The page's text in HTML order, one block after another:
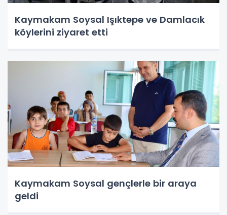
Kaymakam Soysal Işıktepe ve Damlacık
köylerini ziyaret etti
Kaymakam Soysal gençlerle bir araya
geldi